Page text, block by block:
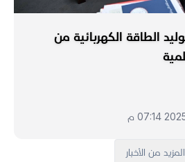
الطاقة الكهربائية من
المزيد من الأخبار